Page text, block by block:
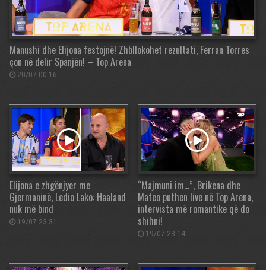
Manushi dhe Elijona festojnë! Zhbllokohet rezultati, Ferran Torres
çon në delir Spanjën! – Top Arena
20/07 00:16
Elijona e zhgënjyer me
Gjermaninë, Ledio Lako: Haaland
nuk më bind
19/07 23:31
“Majmuni im…”, Brikena dhe
Mateo puthen live në Top Arena,
intervista më romantike që do
shihni!
19/07 23:14